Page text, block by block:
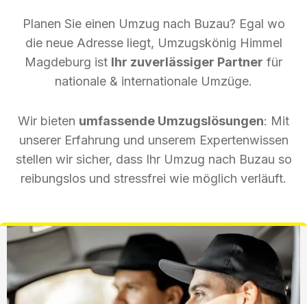
Planen Sie einen Umzug nach Buzau? Egal wo
die neue Adresse liegt, Umzugskönig Himmel
Magdeburg ist Ihr zuverlässiger Partner für
nationale & internationale Umzüge.
Wir bieten umfassende Umzugslösungen: Mit
unserer Erfahrung und unserem Expertenwissen
stellen wir sicher, dass Ihr Umzug nach Buzau so
reibungslos und stressfrei wie möglich verläuft.